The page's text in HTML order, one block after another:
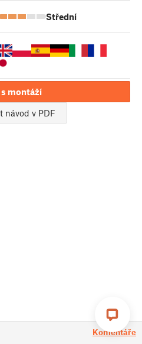
Komentáře
Střední
montáží
návod v PDF